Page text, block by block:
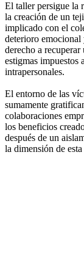
El taller persigue la
la creación de un
implicado con el
deterioro emocional
derecho a
estigmas impuestos
intrapersonales.
El entorno de las
sumamente
colaboraciones
los beneficios
después de un
la dimensión de